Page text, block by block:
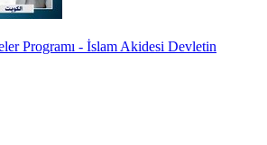
Programı - İslam Akidesi Devletin